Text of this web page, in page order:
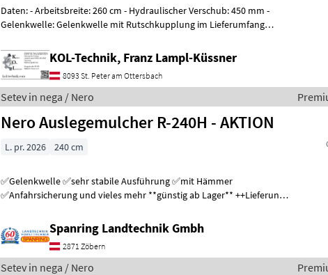
Daten: - Arbeitsbreite: 260 cm - Hydraulischer Verschub: 450 mm -
Gelenkwelle: Gelenkwelle mit Rutschkupplung im Lieferumfang
KOL-Technik, Franz Lampl-Küssner
8093 St. Peter am Ottersbach
Setev in nega / Nero
Nero Auslegemulcher R-240H - AKTION
L. pr. 2026 240 cm
✅Gelenkwelle ✅sehr stabile Ausführung ✅mit Hämmer
✅Anfahrsicherung und vieles mehr **günstig ab Lager** ++Lieferung
Spanring Landtechnik Gmbh
2871 Zöbern
Setev in nega / Nero